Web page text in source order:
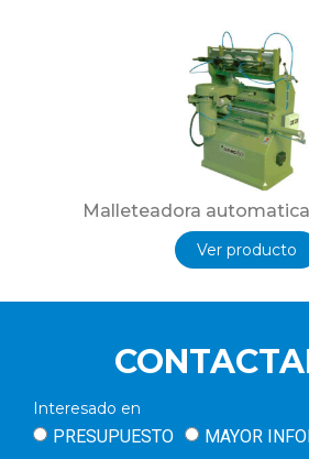
Malleteadora
Ver producto
Interesado en
PRESUPUESTO MAYOR